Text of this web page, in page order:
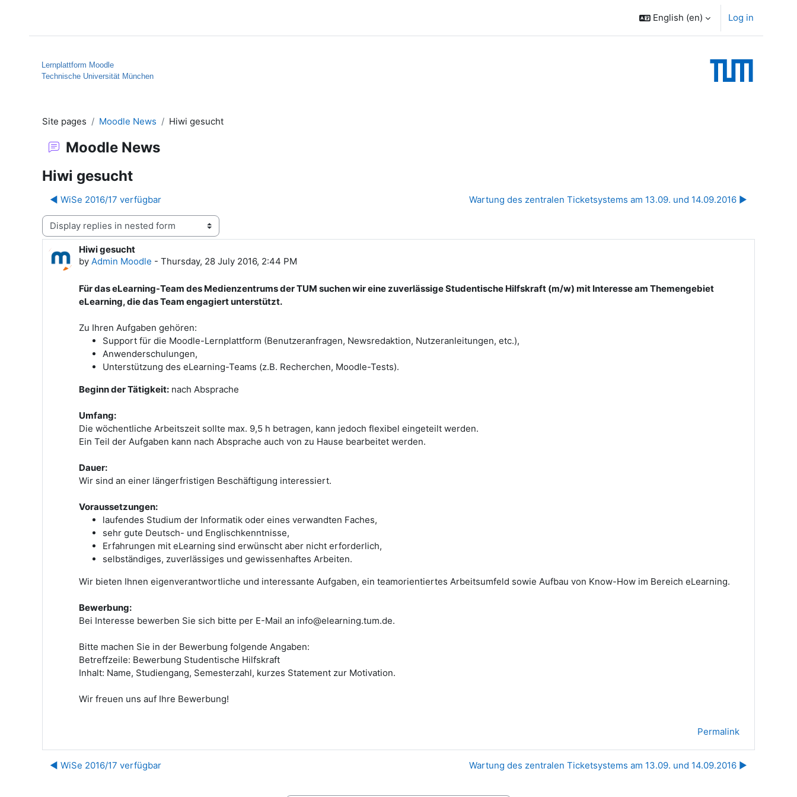
English ‎(en)‎ Log in
Lernplattform Moodle
Technische Universität München
Site pages Moodle News Hiwi gesucht
Moodle News
Hiwi gesucht
◀︎ WiSe 2016/17 verfügbar
Wartung des zentralen Ticketsystems am 13.09. und 14.09.2016 ▶︎
Display mode
Hiwi gesucht
by Admin Moodle - Thursday, 28 July 2016, 2:44 PM
Number of replies: 0
Für das eLearning-Team des Medienzentrums der TUM suchen wir eine zuverlässige Studentische Hilfskraft (m/w) mit Interesse am Themengebiet
eLearning, die das Team engagiert unterstützt.
Zu Ihren Aufgaben gehören:
Support für die Moodle-Lernplattform (Benutzeranfragen, Newsredaktion, Nutzeranleitungen, etc.),
Anwenderschulungen,
Unterstützung des eLearning-Teams (z.B. Recherchen, Moodle-Tests).
Beginn der Tätigkeit: nach Absprache
Umfang:
Die wöchentliche Arbeitszeit sollte max. 9,5 h betragen, kann jedoch flexibel eingeteilt werden.
Ein Teil der Aufgaben kann nach Absprache auch von zu Hause bearbeitet werden.
Dauer:
Wir sind an einer längerfristigen Beschäftigung interessiert.
Voraussetzungen:
laufendes Studium der Informatik oder eines verwandten Faches,
sehr gute Deutsch- und Englischkenntnisse,
Erfahrungen mit eLearning sind erwünscht aber nicht erforderlich,
selbständiges, zuverlässiges und gewissenhaftes Arbeiten.
Wir bieten Ihnen eigenverantwortliche und interessante Aufgaben, ein teamorientiertes Arbeitsumfeld sowie Aufbau von Know-How im Bereich eLearning.
Bewerbung:
Bei Interesse bewerben Sie sich bitte per E-Mail an info@elearning.tum.de.
Bitte machen Sie in der Bewerbung folgende Angaben:
Betreffzeile: Bewerbung Studentische Hilfskraft
Inhalt: Name, Studiengang, Semesterzahl, kurzes Statement zur Motivation.
Wir freuen uns auf Ihre Bewerbung!
Permalink
◀︎ WiSe 2016/17 verfügbar Wartung des zentralen Ticketsystems am 13.09. und 14.09.2016 ▶︎